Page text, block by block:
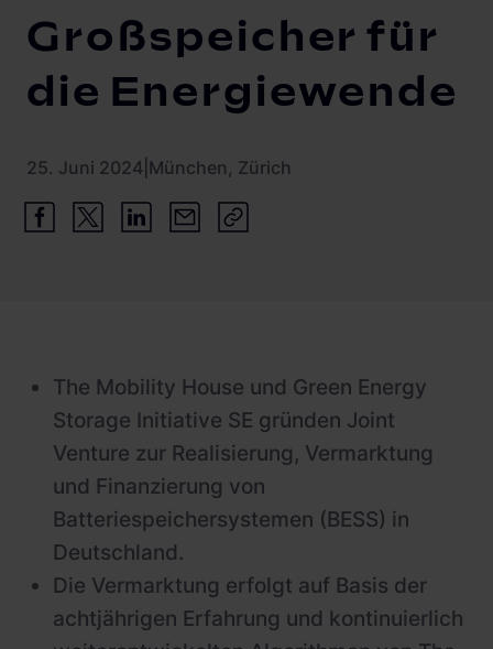
Großspeicher für
die Energiewende
25. Juni 2024 München, Zürich
The Mobility House und Green Energy
Storage Initiative SE gründen Joint
Venture zur Realisierung, Vermarktung
und Finanzierung von
Batteriespeichersystemen (BESS) in
Deutschland.
Die Vermarktung erfolgt auf Basis der
achtjährigen Erfahrung und kontinuierlich